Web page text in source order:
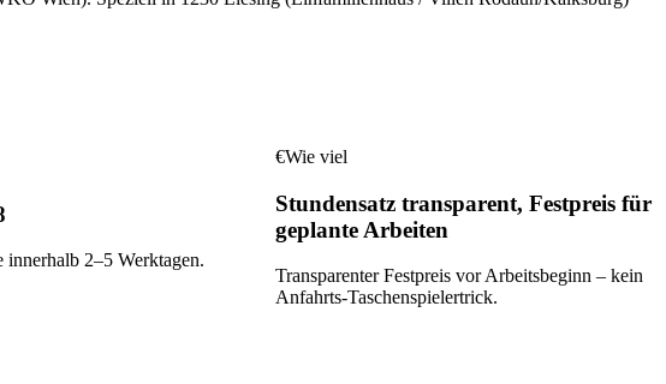
innerhalb 2–5 Werktagen.
€Wie viel
Stundensatz transparent, Festpreis für
geplante Arbeiten
Transparenter Festpreis vor Arbeitsbeginn – kein
Anfahrts-Taschenspielertrick.